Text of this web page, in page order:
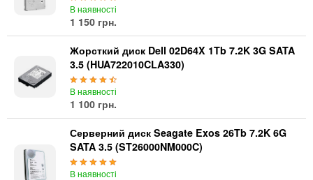
В наявності
1 150 грн.
Жорсткий диск Dell 02D64X 1Tb 7.2K 3G SATA
3.5 (HUA722010CLA330)
В наявності
1 100 грн.
Серверний диск Seagate Exos 26Tb 7.2K 6G
SATA 3.5 (ST26000NM000C)
В наявності